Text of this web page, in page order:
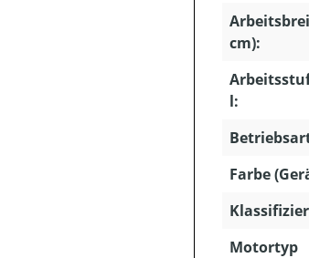
cm):
l:
Farbe
Motortyp